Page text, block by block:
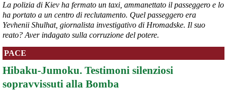
@peacelink - 10/8/2026 7:13
Il Segretario ONU Guterres ha esortato Russia e Ucraina a cessare
gli attacchi contro le aree civili, dove decine di persone hanno
perso la vita. Il suo portavoce Farhan Haq ha detto: "Quest'ultima
serie di attacchi segue un allarmante schema di intensificazione
degli attacchi contro le aree popolate. Gli attacchi contro i civili e le
infrastrutture civili costituiscono una chiara violazione del diritto
umanitario e devono cessare immediatamente". Askanews 7.8.26
#ONU #civili #Russia #Ucraina
La polizia di Kiev ha fermato un taxi, ammanettato il passeggero e lo
ha portato a un centro di reclutamento. Quel passeggero era
Yevhenii Shulhat, giornalista investigativo di Hromadske. Il suo
reato? Aver indagato sulla corruzione del potere.
PACE
Hibaku-Jumoku. Testimoni silenziosi
sopravvissuti alla Bomba